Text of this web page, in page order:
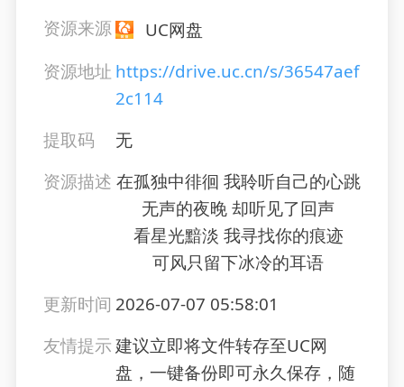
资源来源
UC网盘
资源地址 https://drive.uc.cn/s/36547aef
2c114
提取码
无
资源描述 在孤独中徘徊 我聆听自己的心跳
无声的夜晚 却听见了回声
看星光黯淡 我寻找你的痕迹
可风只留下冰冷的耳语
更新时间 2026-07-07 05:58:01
友情提示建议立即将文件转存至UC网
盘，一键备份即可永久保存，随